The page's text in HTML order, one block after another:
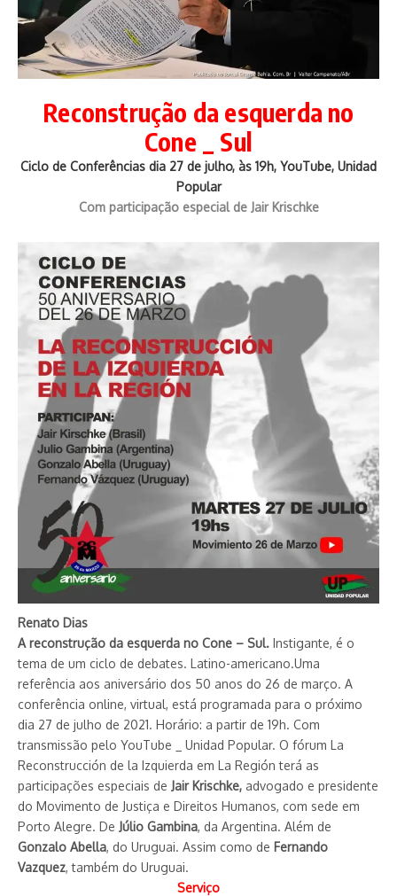
Reconstrução da esquerda no
Cone _ Sul
Ciclo de Conferências dia 27 de julho, às 19h, YouTube, Unidad
Popular
Com participação especial de Jair Krischke
Renato Dias
A reconstrução da esquerda no Cone – Sul. Instigante, é o
tema de um ciclo de debates. Latino-americano.Uma
referência aos aniversário dos 50 anos do 26 de março. A
conferência online, virtual, está programada para o próximo
dia 27 de julho de 2021. Horário: a partir de 19h. Com
transmissão pelo YouTube _ Unidad Popular. O fórum La
Reconstrucción de la Izquierda em La Región terá as
participações especiais de Jair Krischke, advogado e presidente
do Movimento de Justiça e Direitos Humanos, com sede em
Porto Alegre. De Júlio Gambina, da Argentina. Além de
Gonzalo Abella, do Uruguai. Assim como de Fernando
Vazquez, também do Uruguai.
Serviço